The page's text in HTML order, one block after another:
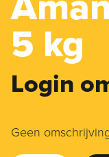
5 kg
Login
Geen